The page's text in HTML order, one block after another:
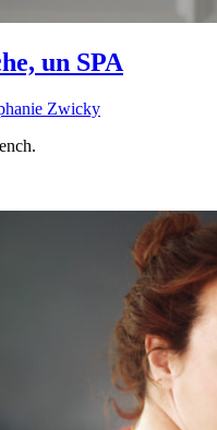
un SPA
Zwicky